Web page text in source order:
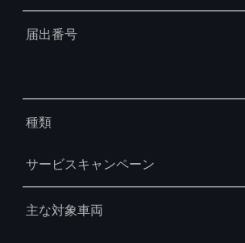
届出番号
種類
サービスキャンペーン
主な対象車両